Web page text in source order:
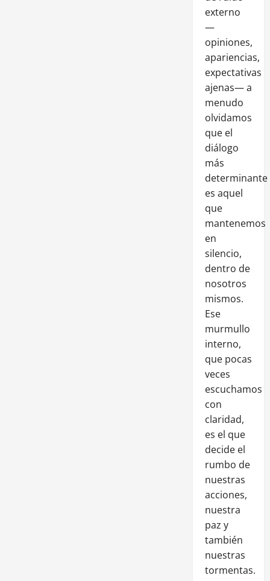
externo
—
opiniones,
apariencias,
expectativas
ajenas— a
menudo
olvidamos
que el
diálogo
más
determinante
es aquel
que
mantenemos
en
silencio,
dentro de
nosotros
mismos.
Ese
murmullo
interno,
que pocas
veces
escuchamos
con
claridad,
es el que
decide el
rumbo de
nuestras
acciones,
nuestra
paz y
también
nuestras
tormentas.